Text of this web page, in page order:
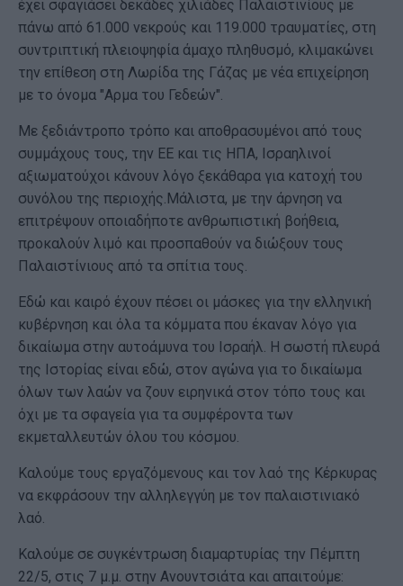
έχει σφαγιάσει δεκάδες χιλιάδες Παλαιστινίους με
πάνω από 61.000 νεκρούς και 119.000 τραυματίες, στη
συντριπτική πλειοψηφία άμαχο πληθυσμό, κλιμακώνει
την επίθεση στη Λωρίδα της Γάζας με νέα επιχείρηση
με το όνομα "Αρμα του Γεδεών".
Με ξεδιάντροπο τρόπο και αποθρασυμένοι από τους
συμμάχους τους, την ΕΕ και τις ΗΠΑ, Ισραηλινοί
αξιωματούχοι κάνουν λόγο ξεκάθαρα για κατοχή του
συνόλου της περιοχής.Μάλιστα, με την άρνηση να
επιτρέψουν οποιαδήποτε ανθρωπιστική βοήθεια,
προκαλούν λιμό και προσπαθούν να διώξουν τους
Παλαιστίνιους από τα σπίτια τους.
Εδώ και καιρό έχουν πέσει οι μάσκες για την ελληνική
κυβέρνηση και όλα τα κόμματα που έκαναν λόγο για
δικαίωμα στην αυτοάμυνα του Ισραήλ. Η σωστή πλευρά
της Ιστορίας είναι εδώ, στον αγώνα για το δικαίωμα
όλων των λαών να ζουν ειρηνικά στον τόπο τους και
όχι με τα σφαγεία για τα συμφέροντα των
εκμεταλλευτών όλου του κόσμου.
Καλούμε τους εργαζόμενους και τον λαό της Κέρκυρας
να εκφράσουν την αλληλεγγύη με τον παλαιστινιακό
λαό.
Καλούμε σε συγκέντρωση διαμαρτυρίας την Πέμπτη
22/5, στις 7 μ.μ. στην Ανουντσιάτα και απαιτούμε: